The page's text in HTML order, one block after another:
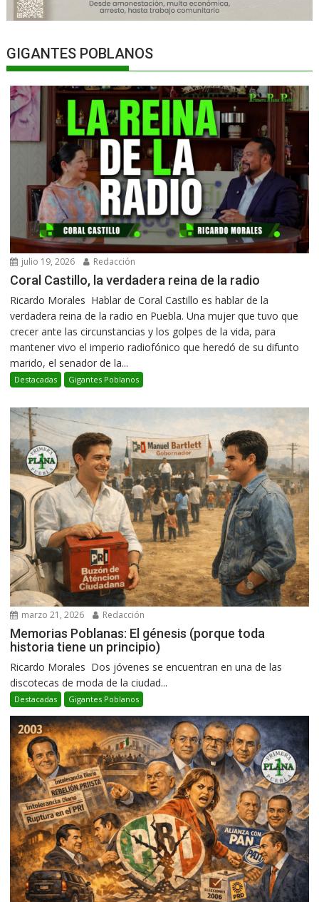
GIGANTES POBLANOS
julio 19, 2026 Redacción
Coral Castillo, la verdadera reina de la radio
Ricardo Morales Hablar de Coral Castillo es hablar de la
verdadera reina de la radio en Puebla. Una mujer que tuvo que
crecer ante las circunstancias y los golpes de la vida, para
mantener vivo el imperio radiofónico que heredó de su difunto
marido, el senador de la...
Destacadas Gigantes Poblanos
marzo 21, 2026 Redacción
Memorias Poblanas: El génesis (porque toda
historia tiene un principio)
Ricardo Morales Dos jóvenes se encuentran en una de las
discotecas de moda de la ciudad...
Destacadas Gigantes Poblanos